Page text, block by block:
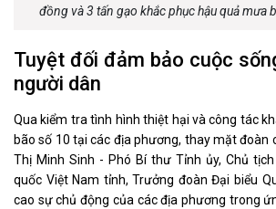
đồng và 3 tấn gạo khắc phục hậu quả mưa
Tuyệt đối đảm bảo cuộc
người dân
Qua kiểm tra tình hình thiệt hại và công tác
bão số 10 tại các địa phương, thay mặt đoàn
Thị Minh Sinh - Phó Bí thư Tỉnh ủy, Chủ
quốc Việt Nam tỉnh, Trưởng đoàn Đại biểu
cao sự chủ động của các địa phương trong